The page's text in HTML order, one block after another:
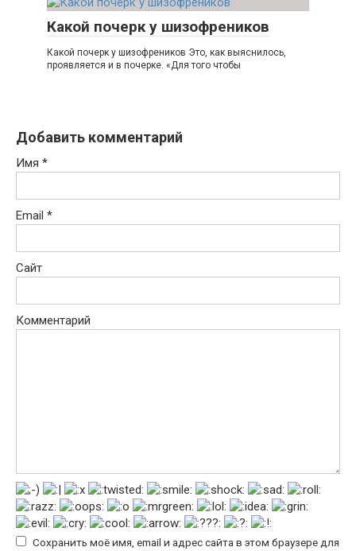
Какой почерк у шизофреников
Какой почерк у шизофреников Это, как выяснилось,
проявляется и в почерке. «Для того чтобы
Добавить комментарий
Имя *
Email *
Сайт
Комментарий
Сохранить моё имя, email и адрес сайта в этом браузере для